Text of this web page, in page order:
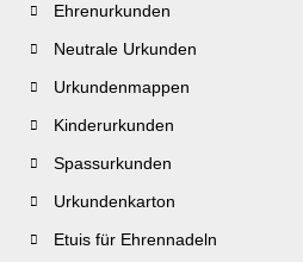
Ehrenurkunden
Neutrale Urkunden
Urkundenmappen
Kinderurkunden
Spassurkunden
Urkundenkarton
Etuis für Ehrennadeln